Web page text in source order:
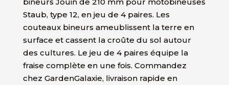
Staub, type 12, en jeu de 4 paires. Les
couteaux bineurs ameublissent la terre en
surface et cassent la croûte du sol autour
des cultures. Le jeu de 4 paires équipe la
fraise complète en une fois. Commandez
chez GardenGalaxie, livraison rapide en